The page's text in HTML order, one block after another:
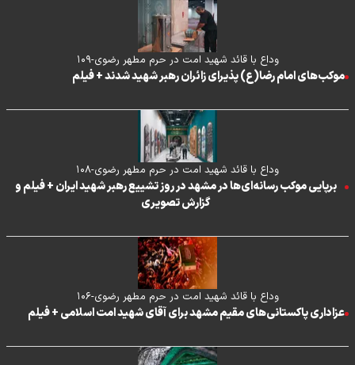
وداع با قائد شهید امت در حرم مطهر رضوی-۱۰۹
موکب‌های امام رضا(ع) پذیرای زائران رهبر شهید شدند + فیلم
وداع با قائد شهید امت در حرم مطهر رضوی-۱۰۸
برپایی موکب رسانه‌ای‌ها در مشهد در روز تشییع رهبر شهید ایران + فیلم و
گزارش تصویری
وداع با قائد شهید امت در حرم مطهر رضوی-۱۰۶
عزاداری پاکستانی‌های مقیم مشهد برای آقای شهید امت اسلامی + فیلم